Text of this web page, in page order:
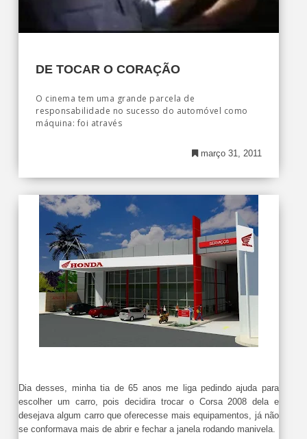
DE TOCAR O CORAÇÃO
O cinema tem uma grande parcela de
responsabilidade no sucesso do automóvel como
máquina: foi através
março 31, 2011
Dia desses, minha tia de 65 anos me liga pedindo ajuda para
escolher um carro, pois decidira trocar o Corsa 2008 dela e
desejava algum carro que oferecesse mais equipamentos, já não
se conformava mais de abrir e fechar a janela rodando manivela.